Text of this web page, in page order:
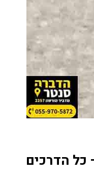
כל הדרכים